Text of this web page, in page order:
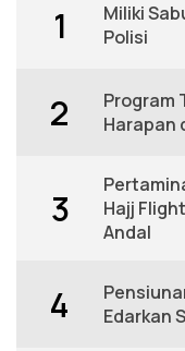
1
Miliki
Polisi
2
Program
Harapan
3
Hajj
Andal
4
Edarkan